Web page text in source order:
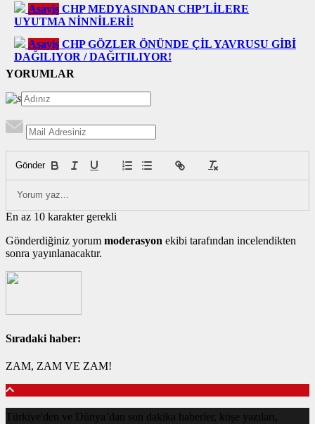
Asayiş CHP MEDYASINDAN CHP’LİLERE
UYUTMA NİNNİLERİ!
Asayiş CHP GÖZLER ÖNÜNDE ÇİL YAVRUSU GİBİ
DAĞILIYOR / DAĞITILIYOR!
YORUMLAR
Gönder
En az 10 karakter gerekli
Gönderdiğiniz yorum moderasyon ekibi tarafından incelendikten
sonra yayınlanacaktır.
Sıradaki haber:
ZAM, ZAM VE ZAM!
Türkiye'den ve Dünya’dan son dakika haberler, köşe yazıları,